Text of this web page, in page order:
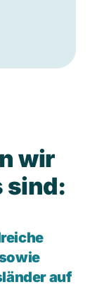
wir
sind:
auf